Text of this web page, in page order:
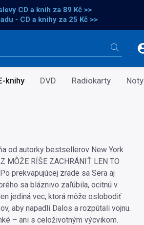
CD a knih za 89 Kč >>
- CD a knihy za 25 Kč >>
knihy DVD Radiokarty Noty
od autorky bestsellerov New York
MÔŽE RÍŠE ZACHRÁNIŤ LEN TO
prekvapujúcej zrade sa Sera aj
sa bláznivo zaľúbila, ocitnú v
jediná vec, ktorá môže oslobodiť
aby napadli Dalos a rozpútali vojnu.
– ani s celoživotným výcvikom.